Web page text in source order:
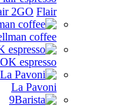
2GO Flair الملحقات
coffee
espresso
La Pavoni